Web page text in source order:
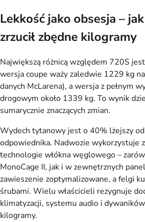
Lekkość jako obsesja –
zrzucił zbędne kilogramy
Największą różnicą względem 720S
wersja coupe waży zaledwie 1229 kg
danych McLarena), a wersja z pełnym
drogowym około 1339 kg. To wynik
sumarycznie znaczących zmian.
Wydech tytanowy jest o 40% lżejszy
odpowiednika. Nadwozie wykorzystuje
technologie włókna węglowego –
MonoCage II, jak i w zewnętrznych
zawieszenie zoptymalizowane, a felgi
śrubami. Wielu właścicieli rezygnuje
klimatyzacji, systemu audio i
kilogramy.